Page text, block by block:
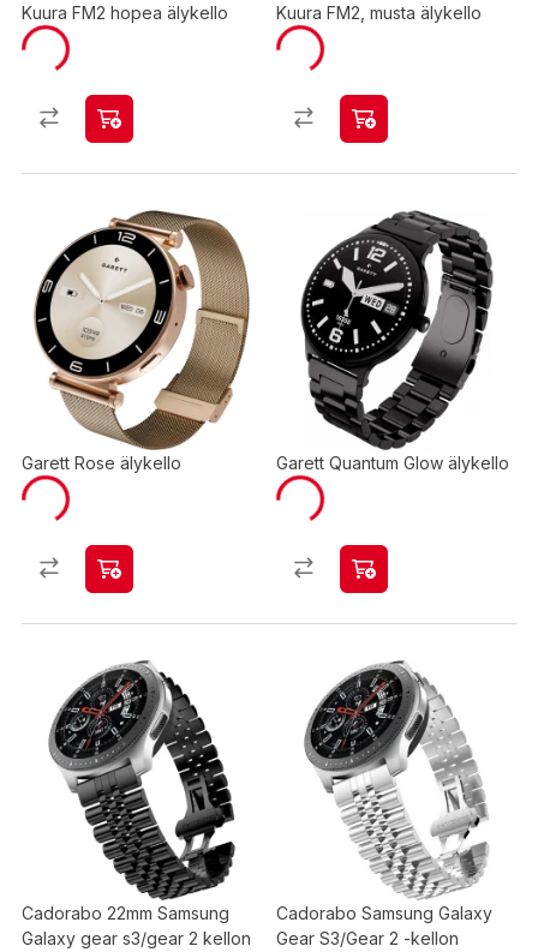
Kuura FM2 hopea älykello Kuura FM2, musta älykello
Garett Rose älykello Garett Quantum Glow älykello
Cadorabo 22mm Samsung
Galaxy gear s3/gear 2 kellon
Cadorabo Samsung Galaxy
Gear S3/Gear 2 -kellon